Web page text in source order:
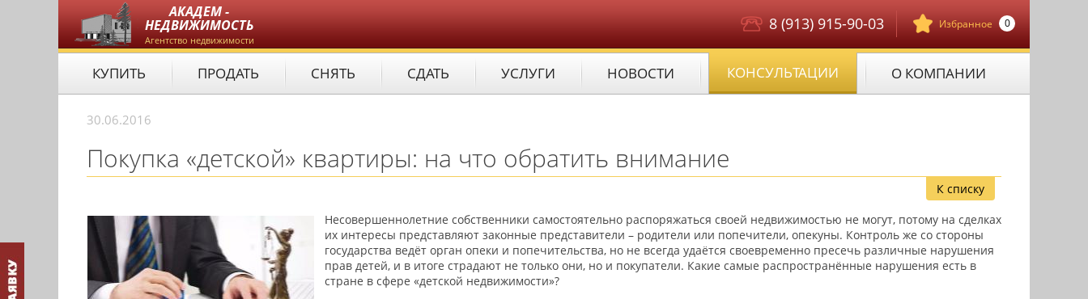
АКАДЕМ -
НЕДВИЖИМОСТЬ
Агентство недвижимости
Избранное 0
8 (913) 915-90-03
КУПИТЬ ПРОДАТЬ СНЯТЬ СДАТЬ УСЛУГИ НОВОСТИ КОНСУЛЬТАЦИИ О КОМПАНИИ
30.06.2016
Покупка «детской» квартиры: на что обратить внимание
К списку
Несовершеннолетние собственники самостоятельно распоряжаться своей недвижимостью не могут, потому на сделках
их интересы представляют законные представители – родители или попечители, опекуны. Контроль же со стороны
государства ведёт орган опеки и попечительства, но не всегда удаётся своевременно пресечь различные нарушения
прав детей, и в итоге страдают не только они, но и покупатели. Какие самые распространённые нарушения есть в
стране в сфере «детской недвижимости»?